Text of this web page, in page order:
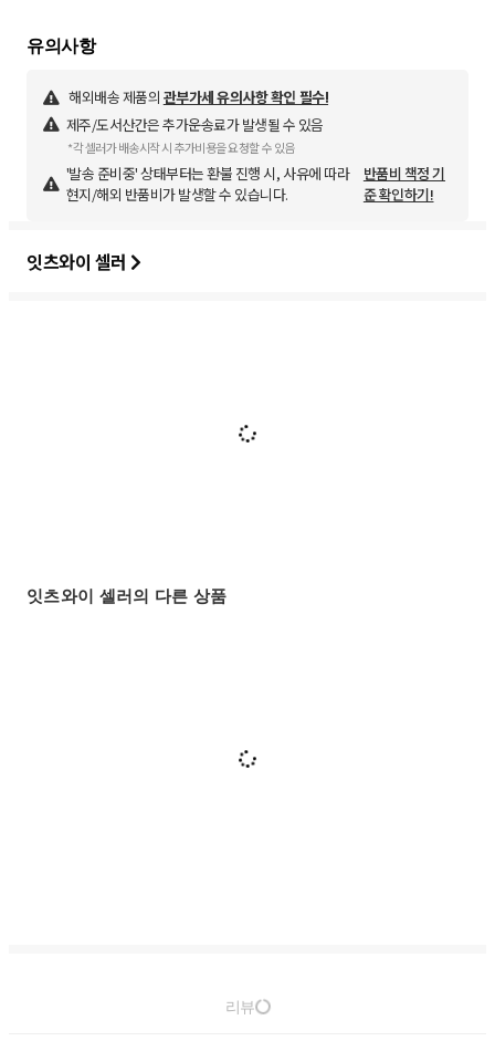
유의사항
해외배송 제품의 관부가세 유의사항 확인 필수!
제주/도서산간은 추가운송료가 발생될 수 있음
*각 셀러가 배송시작 시 추가비용을 요청할 수 있음
'발송 준비중' 상태부터는 환불 진행 시, 사유에 따라
현지/해외 반품비가 발생할 수 있습니다.
반품비 책정 기
준 확인하기!
잇츠와이 셀러
잇츠와이 셀러의 다른 상품
리뷰